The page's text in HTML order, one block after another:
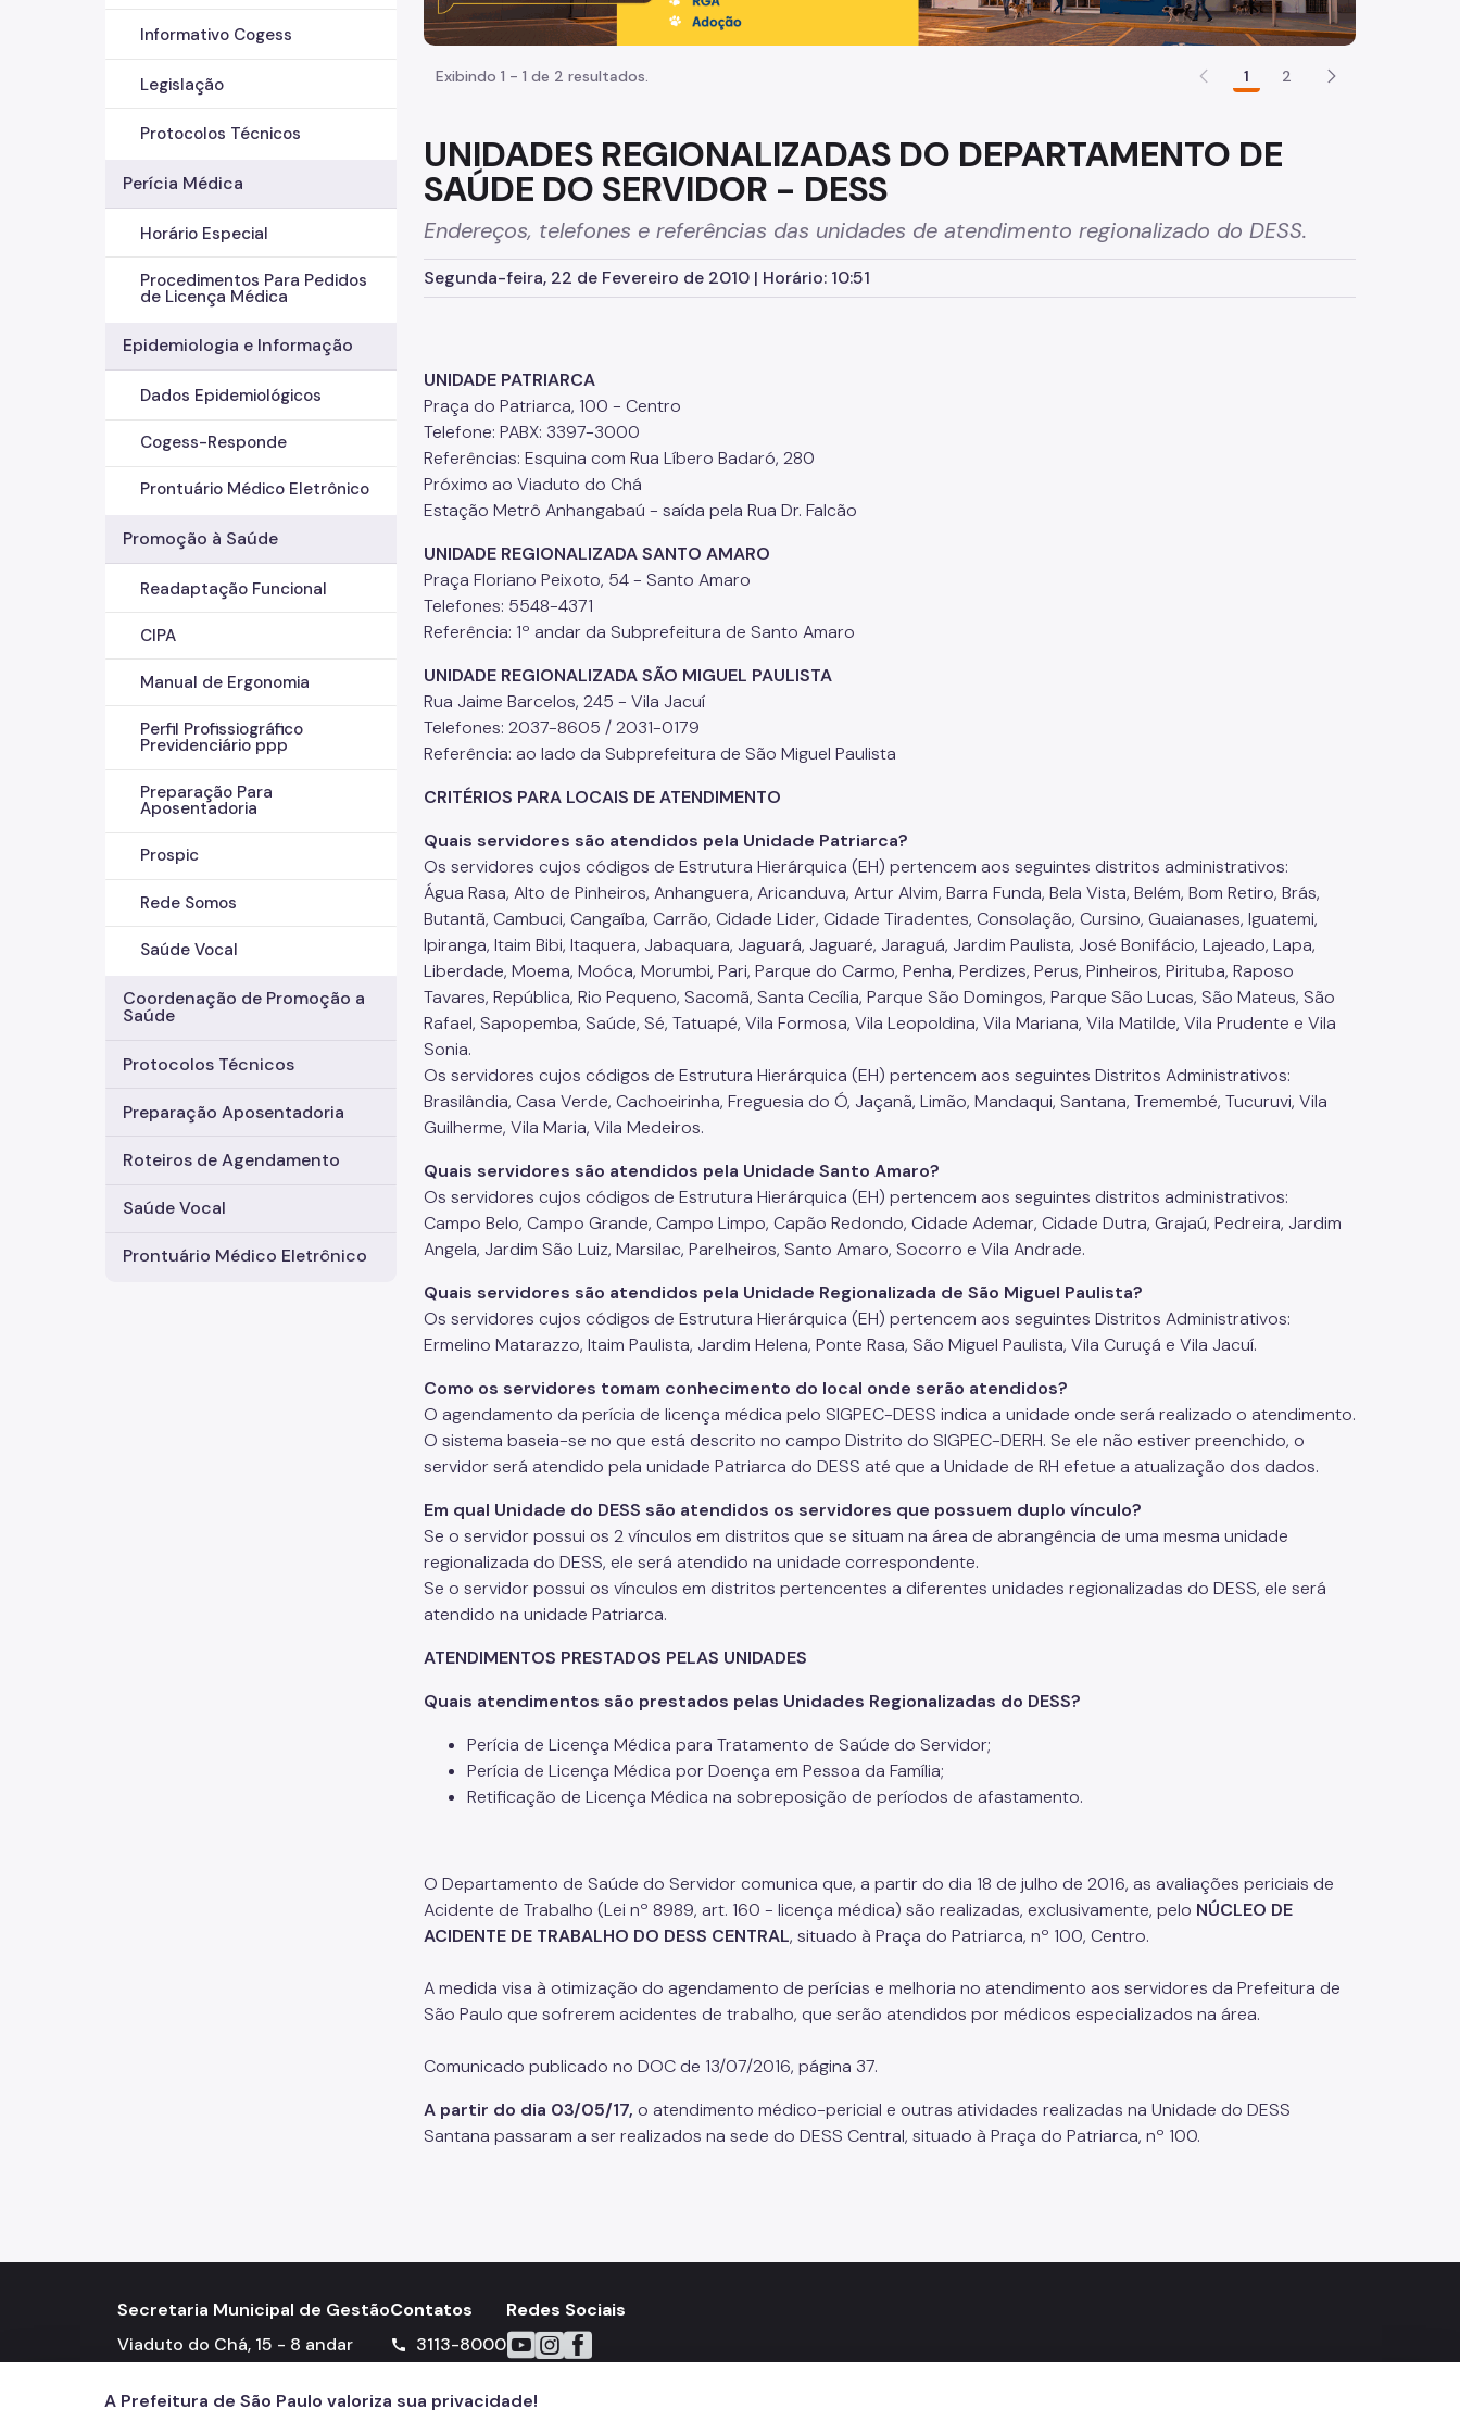
Informativo Cogess
Legislação
Protocolos Técnicos
Perícia Médica
Horário Especial
Procedimentos Para Pedidos
de Licença Médica
Epidemiologia e Informação
Dados Epidemiológicos
Cogess-Responde
Prontuário Médico Eletrônico
Promoção à Saúde
Readaptação Funcional
CIPA
Manual de Ergonomia
Perfil Profissiográfico
Previdenciário ppp
Preparação Para
Aposentadoria
Prospic
Rede Somos
Saúde Vocal
Coordenação de Promoção a
Saúde
Protocolos Técnicos
Preparação Aposentadoria
Roteiros de Agendamento
Saúde Vocal
Prontuário Médico Eletrônico
Exibindo 1 - 1 de 2 resultados. 1 2
UNIDADES REGIONALIZADAS DO DEPARTAMENTO DE
SAÚDE DO SERVIDOR - DESS
Endereços, telefones e referências das unidades de atendimento regionalizado do DESS.
Segunda-feira, 22 de Fevereiro de 2010 | Horário: 10:51
UNIDADE PATRIARCA
Praça do Patriarca, 100 - Centro
Telefone: PABX: 3397-3000
Referências: Esquina com Rua Líbero Badaró, 280
Próximo ao Viaduto do Chá
Estação Metrô Anhangabaú - saída pela Rua Dr. Falcão
UNIDADE REGIONALIZADA SANTO AMARO
Praça Floriano Peixoto, 54 - Santo Amaro
Telefones: 5548-4371
Referência: 1º andar da Subprefeitura de Santo Amaro
UNIDADE REGIONALIZADA SÃO MIGUEL PAULISTA
Rua Jaime Barcelos, 245 - Vila Jacuí
Telefones: 2037-8605 / 2031-0179
Referência: ao lado da Subprefeitura de São Miguel Paulista
CRITÉRIOS PARA LOCAIS DE ATENDIMENTO
Quais servidores são atendidos pela Unidade Patriarca?
Os servidores cujos códigos de Estrutura Hierárquica (EH) pertencem aos seguintes distritos administrativos:
Água Rasa, Alto de Pinheiros, Anhanguera, Aricanduva, Artur Alvim, Barra Funda, Bela Vista, Belém, Bom Retiro, Brás,
Butantã, Cambuci, Cangaíba, Carrão, Cidade Lider, Cidade Tiradentes, Consolação, Cursino, Guaianases, Iguatemi,
Ipiranga, Itaim Bibi, Itaquera, Jabaquara, Jaguará, Jaguaré, Jaraguá, Jardim Paulista, José Bonifácio, Lajeado, Lapa,
Liberdade, Moema, Moóca, Morumbi, Pari, Parque do Carmo, Penha, Perdizes, Perus, Pinheiros, Pirituba, Raposo
Tavares, República, Rio Pequeno, Sacomã, Santa Cecília, Parque São Domingos, Parque São Lucas, São Mateus, São
Rafael, Sapopemba, Saúde, Sé, Tatuapé, Vila Formosa, Vila Leopoldina, Vila Mariana, Vila Matilde, Vila Prudente e Vila
Sonia.
Os servidores cujos códigos de Estrutura Hierárquica (EH) pertencem aos seguintes Distritos Administrativos:
Brasilândia, Casa Verde, Cachoeirinha, Freguesia do Ó, Jaçanã, Limão, Mandaqui, Santana, Tremembé, Tucuruvi, Vila
Guilherme, Vila Maria, Vila Medeiros.
Quais servidores são atendidos pela Unidade Santo Amaro?
Os servidores cujos códigos de Estrutura Hierárquica (EH) pertencem aos seguintes distritos administrativos:
Campo Belo, Campo Grande, Campo Limpo, Capão Redondo, Cidade Ademar, Cidade Dutra, Grajaú, Pedreira, Jardim
Angela, Jardim São Luiz, Marsilac, Parelheiros, Santo Amaro, Socorro e Vila Andrade.
Quais servidores são atendidos pela Unidade Regionalizada de São Miguel Paulista?
Os servidores cujos códigos de Estrutura Hierárquica (EH) pertencem aos seguintes Distritos Administrativos:
Ermelino Matarazzo, Itaim Paulista, Jardim Helena, Ponte Rasa, São Miguel Paulista, Vila Curuçá e Vila Jacuí.
Como os servidores tomam conhecimento do local onde serão atendidos?
O agendamento da perícia de licença médica pelo SIGPEC-DESS indica a unidade onde será realizado o atendimento.
O sistema baseia-se no que está descrito no campo Distrito do SIGPEC-DERH. Se ele não estiver preenchido, o
servidor será atendido pela unidade Patriarca do DESS até que a Unidade de RH efetue a atualização dos dados.
Em qual Unidade do DESS são atendidos os servidores que possuem duplo vínculo?
Se o servidor possui os 2 vínculos em distritos que se situam na área de abrangência de uma mesma unidade
regionalizada do DESS, ele será atendido na unidade correspondente.
Se o servidor possui os vínculos em distritos pertencentes a diferentes unidades regionalizadas do DESS, ele será
atendido na unidade Patriarca.
ATENDIMENTOS PRESTADOS PELAS UNIDADES
Quais atendimentos são prestados pelas Unidades Regionalizadas do DESS?
Perícia de Licença Médica para Tratamento de Saúde do Servidor;
Perícia de Licença Médica por Doença em Pessoa da Família;
Retificação de Licença Médica na sobreposição de períodos de afastamento.
O Departamento de Saúde do Servidor comunica que, a partir do dia 18 de julho de 2016, as avaliações periciais de
Acidente de Trabalho (Lei nº 8989, art. 160 - licença médica) são realizadas, exclusivamente, pelo NÚCLEO DE
ACIDENTE DE TRABALHO DO DESS CENTRAL, situado à Praça do Patriarca, nº 100, Centro.
A medida visa à otimização do agendamento de perícias e melhoria no atendimento aos servidores da Prefeitura de
São Paulo que sofrerem acidentes de trabalho, que serão atendidos por médicos especializados na área.
Comunicado publicado no DOC de 13/07/2016, página 37.
A partir do dia 03/05/17, o atendimento médico-pericial e outras atividades realizadas na Unidade do DESS
Santana passaram a ser realizados na sede do DESS Central, situado à Praça do Patriarca, nº 100.
Secretaria Municipal de Gestão
Viaduto do Chá, 15 - 8 andar
Contatos
call 3113-8000
Redes Sociais
Icone do YouTube
Icone do Instagram
Icone do Facebook
A Prefeitura de São Paulo valoriza sua privacidade!